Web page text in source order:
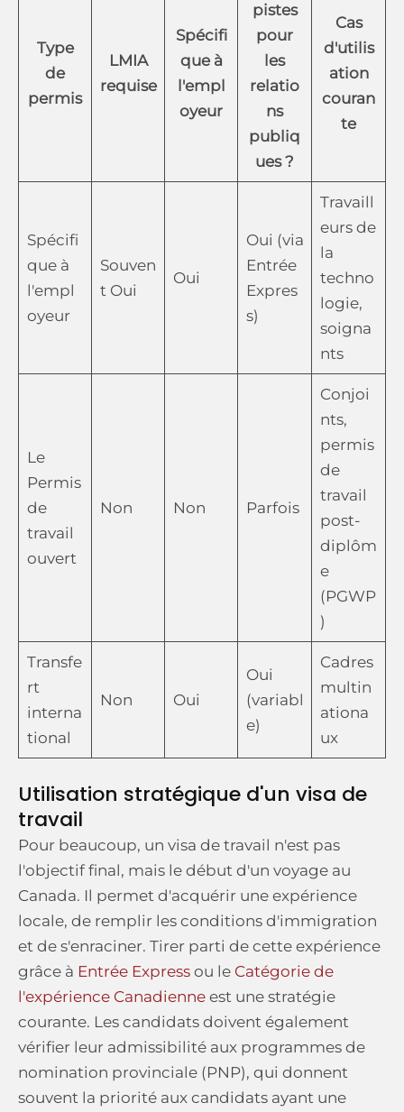
Type
de
permis
LMIA
requise
Spécifi
que à
l'empl
oyeur
pistes
pour
les
relatio
ns
publiq
ues ?
Cas
d'utilis
ation
couran
te
Spécifi
que à
l'empl
oyeur
Souven
t Oui
Oui
Oui (via
Entrée
Expres
s)
Travaill
eurs de
la
techno
logie,
soigna
nts
Le
Permis
de
travail
ouvert
Non Non Parfois
Conjoi
nts,
permis
de
travail
post-
diplôm
e
(PGWP
)
Transfe
rt
interna
tional
Non Oui
Oui
(variabl
e)
Cadres
multin
ationa
ux
Utilisation stratégique d'un visa de
travail
Pour beaucoup, un visa de travail n'est pas
l'objectif final, mais le début d'un voyage au
Canada. Il permet d'acquérir une expérience
locale, de remplir les conditions d'immigration
et de s'enraciner. Tirer parti de cette expérience
grâce à Entrée Express ou le Catégorie de
l'expérience Canadienne est une stratégie
courante. Les candidats doivent également
vérifier leur admissibilité aux programmes de
nomination provinciale (PNP), qui donnent
souvent la priorité aux candidats ayant une